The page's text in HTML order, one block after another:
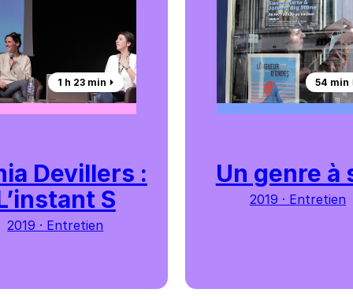
1 h 23 min ⏵︎
Devillers :
S
2019 · Entretien
54 min
Un genre à
2019 · Entretien